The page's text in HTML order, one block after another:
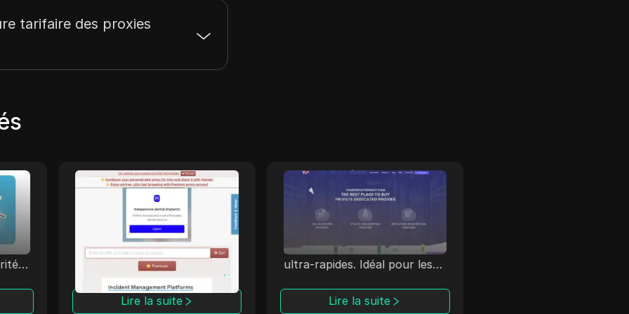
tarifaire des proxies
YouTubeUnblocked
youtubeunblocked est le
proxy youtube le plus
avancé. C'est un service sans
tracas qui vous permet
d'accéder à youtube et à
d'autres sites web.
Lire la suite
YourPrivateProxy
YourPrivateProxy propose
des solutions de proxy
connexions sécurisées et
ultra-rapides. Idéal pour les
avancés, il offre des adresses
IP stables pour des
Lire la suite